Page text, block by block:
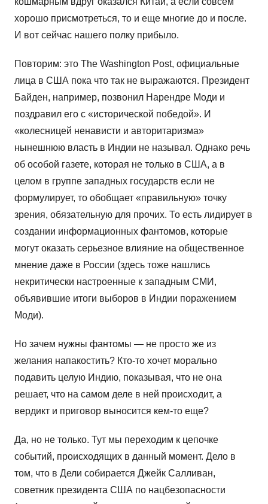
хорошо присмотреться, то и еще многие до и после.
И вот сейчас нашего полку прибыло.
Повторим: это The Washington Post, официальные
лица в США пока что так не выражаются. Президент
Байден, например, позвонил Нарендре Моди и
поздравил его с «исторической победой». И
«колесницей ненависти и авторитаризма»
нынешнюю власть в Индии не называл. Однако речь
об особой газете, которая не только в США, а в
целом в группе западных государств если не
формулирует, то обобщает «правильную» точку
зрения, обязательную для прочих. То есть лидирует в
создании информационных фантомов, которые
могут оказать серьезное влияние на общественное
мнение даже в России (здесь тоже нашлись
некритически настроенные к западным СМИ,
объявившие итоги выборов в Индии поражением
Моди).
Но зачем нужны фантомы — не просто же из
желания напакостить? Кто-то хочет морально
подавить целую Индию, показывая, что не она
решает, что на самом деле в ней происходит, а
вердикт и приговор выносится кем-то еще?
Да, но не только. Тут мы переходим к цепочке
событий, происходящих в данный момент. Дело в
том, что в Дели собирается Джейк Салливан,
советник президента США по нацбезопасности